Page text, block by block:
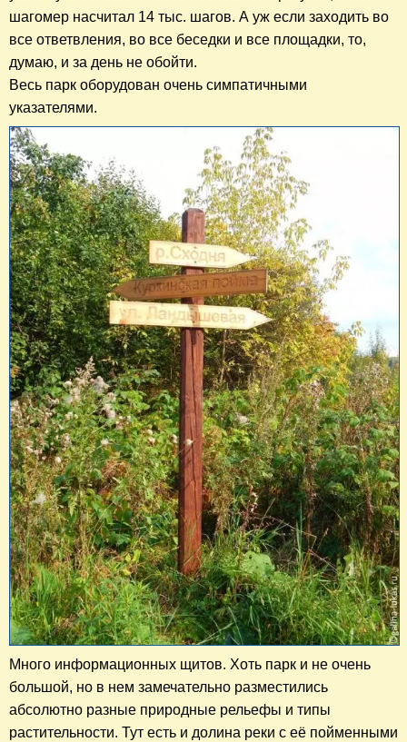
шагомер насчитал 14 тыс. шагов. А уж если заходить во
все ответвления, во все беседки и все площадки, то,
думаю, и за день не обойти.
Весь парк оборудован очень симпатичными
указателями.
Много информационных щитов. Хоть парк и не очень
большой, но в нем замечательно разместились
абсолютно разные природные рельефы и типы
растительности. Тут есть и долина реки с её пойменными